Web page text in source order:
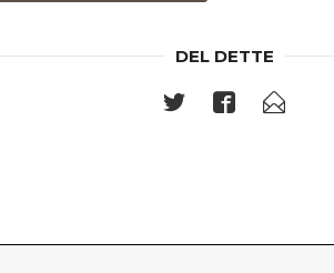
DEL DETTE